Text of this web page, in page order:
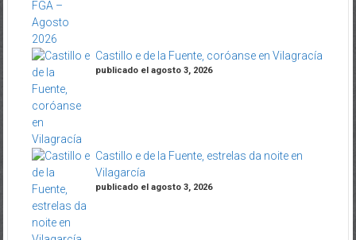
Castillo e de la Fuente, coróanse en Vilagracía
publicado el agosto 3, 2026
Castillo e de la Fuente, estrelas da noite en
Vilagarcía
publicado el agosto 3, 2026